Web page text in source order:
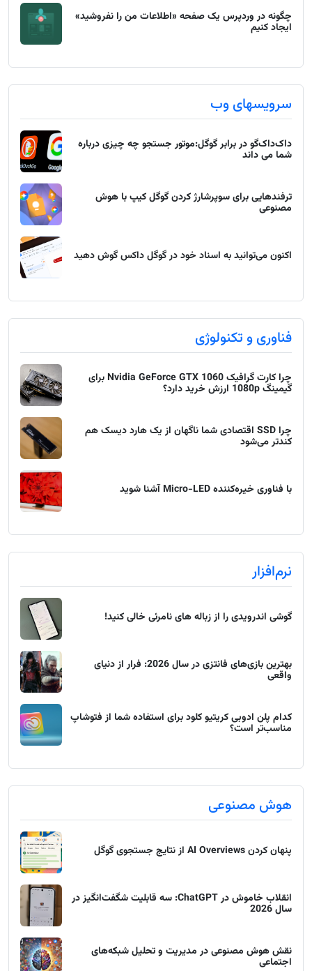
چگونه در وردپرس یک صفحه «اطلاعات من را نفروشید»
ایجاد کنیم
سرویسهای وب
داک‌داک‌گو در برابر گوگل:موتور جستجو چه چیزی درباره
شما می داند
ترفندهایی برای سوپرشارژ کردن گوگل کیپ با هوش
مصنوعی
اکنون می‌توانید به اسناد خود در گوگل داکس گوش دهید
فناوری و تکنولوژی
چرا کارت گرافیک Nvidia GeForce GTX 1060 برای
گیمینگ 1080p ارزش خرید دارد؟
چرا SSD اقتصادی شما ناگهان از یک هارد دیسک هم
کندتر می‌شود
با فناوری خیره‌کننده Micro-LED آشنا شوید
نرم‌افزار
گوشی اندرویدی را از زباله های نامرئی خالی کنید!
بهترین بازی‌های فانتزی در سال 2026: فرار از دنیای
واقعی
کدام پلن ادوبی کریتیو کلود برای استفاده شما از فتوشاپ
مناسب‌تر است؟
هوش مصنوعی
پنهان کردن AI Overviews از نتایج جستجوی گوگل
انقلاب خاموش در ChatGPT: سه قابلیت شگفت‌انگیز در
سال 2026
نقش هوش مصنوعی در مدیریت و تحلیل شبکه‌های
اجتماعی